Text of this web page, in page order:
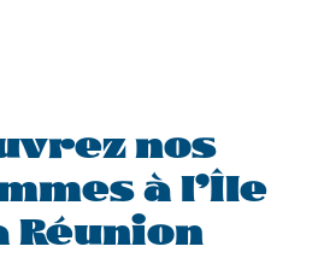
nos
à l’Île
Réunion